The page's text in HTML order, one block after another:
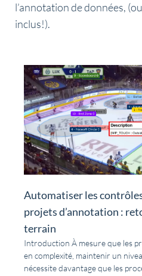
l’annotation de données,
inclus!).
Automatiser les
projets d’annotation :
terrain
Introduction À mesure que les
en complexité, maintenir un
nécessite davantage que les